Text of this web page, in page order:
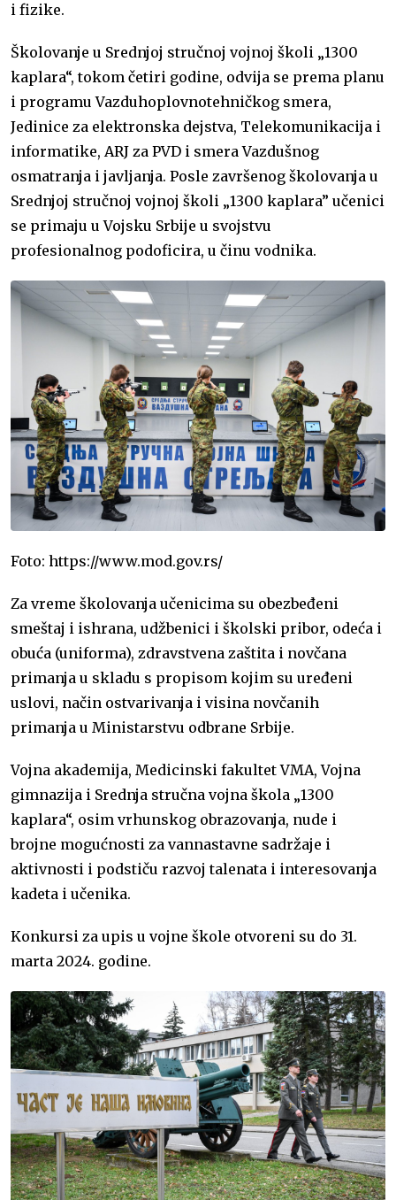
i fizike.
Školovanje u Srednjoj stručnoj vojnoj školi „1300
kaplara“, tokom četiri godine, odvija se prema planu
i programu Vazduhoplovnotehničkog smera,
Jedinice za elektronska dejstva, Telekomunikacija i
informatike, ARJ za PVD i smera Vazdušnog
osmatranja i javljanja. Posle završenog školovanja u
Srednjoj stručnoj vojnoj školi „1300 kaplara” učenici
se primaju u Vojsku Srbije u svojstvu
profesionalnog podoficira, u činu vodnika.
Foto: https://www.mod.gov.rs/
Za vreme školovanja učenicima su obezbeđeni
smeštaj i ishrana, udžbenici i školski pribor, odeća i
obuća (uniforma), zdravstvena zaštita i novčana
primanja u skladu s propisom kojim su uređeni
uslovi, način ostvarivanja i visina novčanih
primanja u Ministarstvu odbrane Srbije.
Vojna akademija, Medicinski fakultet VMA, Vojna
gimnazija i Srednja stručna vojna škola „1300
kaplara“, osim vrhunskog obrazovanja, nude i
brojne mogućnosti za vannastavne sadržaje i
aktivnosti i podstiču razvoj talenata i interesovanja
kadeta i učenika.
Konkursi za upis u vojne škole otvoreni su do 31.
marta 2024. godine.